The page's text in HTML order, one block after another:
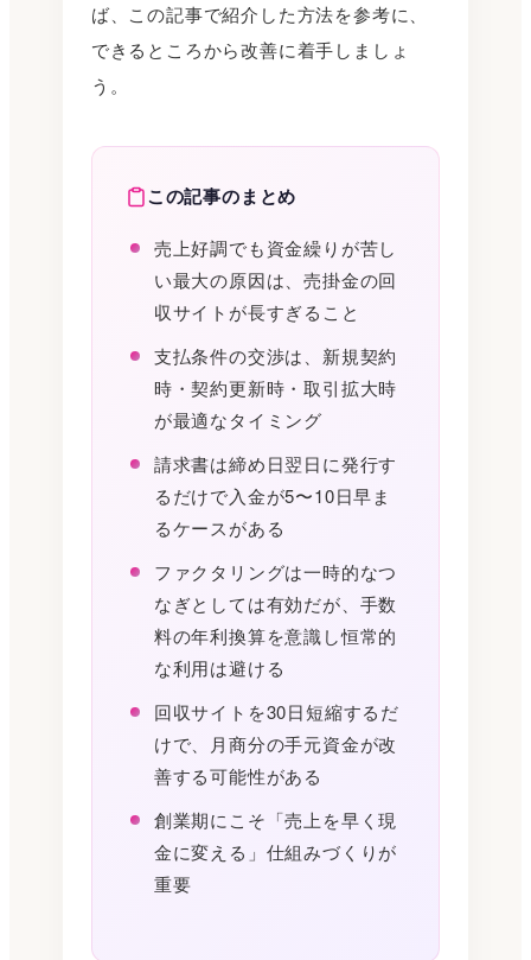
ば、この記事で紹介した方法を参考に、
できるところから改善に着手しましょ
う。
この記事のまとめ
売上好調でも資金繰りが苦し
い最大の原因は、売掛金の回
収サイトが長すぎること
支払条件の交渉は、新規契約
時・契約更新時・取引拡大時
が最適なタイミング
請求書は締め日翌日に発行す
るだけで入金が5〜10日早ま
るケースがある
ファクタリングは一時的なつ
なぎとしては有効だが、手数
料の年利換算を意識し恒常的
な利用は避ける
回収サイトを30日短縮するだ
けで、月商分の手元資金が改
善する可能性がある
創業期にこそ「売上を早く現
金に変える」仕組みづくりが
重要